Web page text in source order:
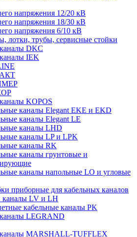
напряжения 12/20 кВ
напряжения 18/30 кВ
напряжения 6/10 кВ
лотки, трубы, сервисные стойки
DKC
IEK
KOPOS
каналы Elegant EKE и EKD
каналы Elegant LE
каналы LHD
каналы LP и LPK
каналы RK
каналы грунтовые и
каналы напольные LO и угловые
приборные для кабельных каналов
LV и LH
кабельные каналы PK
LEGRAND
MARSHALL-TUFFLEX